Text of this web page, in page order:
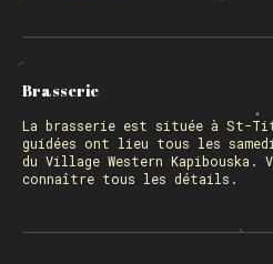
Brasserie
La brasserie est située à St-
guidées ont lieu tous les
du Village Western Kapibouska.
connaître tous les détails.